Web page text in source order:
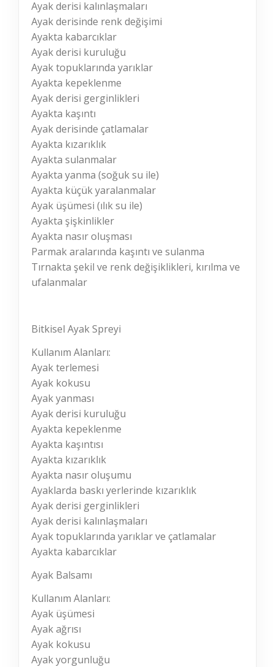
Ayak derisi kalınlaşmaları
Ayak derisinde renk değişimi
Ayakta kabarcıklar
Ayak derisi kuruluğu
Ayak topuklarında yarıklar
Ayakta kepeklenme
Ayak derisi gerginlikleri
Ayakta kaşıntı
Ayak derisinde çatlamalar
Ayakta kızarıklık
Ayakta sulanmalar
Ayakta yanma (soğuk su ile)
Ayakta küçük yaralanmalar
Ayak üşümesi (ılık su ile)
Ayakta şişkinlikler
Ayakta nasır oluşması
Parmak aralarında kaşıntı ve sulanma
Tırnakta şekil ve renk değişiklikleri, kırılma ve
ufalanmalar
Bitkisel Ayak Spreyi
Kullanım Alanları:
Ayak terlemesi
Ayak kokusu
Ayak yanması
Ayak derisi kuruluğu
Ayakta kepeklenme
Ayakta kaşıntısı
Ayakta kızarıklık
Ayakta nasır oluşumu
Ayaklarda baskı yerlerinde kızarıklık
Ayak derisi gerginlikleri
Ayak derisi kalınlaşmaları
Ayak topuklarında yarıklar ve çatlamalar
Ayakta kabarcıklar
Ayak Balsamı
Kullanım Alanları:
Ayak üşümesi
Ayak ağrısı
Ayak kokusu
Ayak yorgunluğu